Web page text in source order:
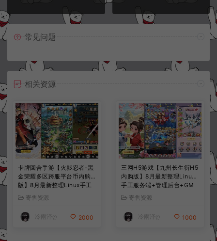
常见问题
相关资源
卡牌回合手游【火影忍者-黑
金荣耀多区跨服平台币内购
版】8月最新整理Linux手工
服务端+CDK授权后台+安卓
+详细搭建教程+视频教程
寄售资源
冷雨泽ღ 2000
三网H5游戏【九州长生衍H5
内购版】8月最新整理Linux
手工服务端+管理后台+GM
授权后台+简易安卓客户端
+详细搭建教程+视频教程
寄售资源
冷雨泽ღ 1000